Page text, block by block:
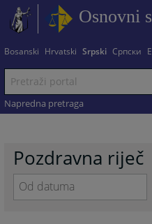
Osnovni
Bosanski Hrvatski Srpski Српски
Napredna pretraga
Pozdravna riječ